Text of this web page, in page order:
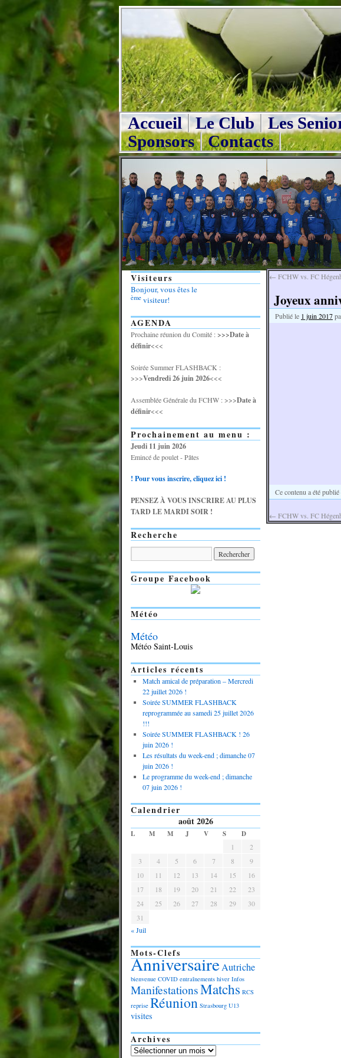
Accueil Le Club Les
Sponsors
Contacts
← FCHW vs. FC
Joyeux
Publié le 1 juin 2017
Ce contenu a été publié
← FCHW vs. FC
Visiteurs
Bonjour, vous êtes le
ème visiteur!
AGENDA
Prochaine réunion du Comité :>>>Date à
définir<<<
Soirée Summer FLASHBACK :
>>>Vendredi 26 juin 2026<<<
Assemblée Générale du FCHW : >>>Date à
définir<<<
Prochainement au menu :
Jeudi 11 juin 2026
Emincé de poulet - Pâtes
! Pour vous inscrire, cliquez ici !
PENSEZ À VOUS INSCRIRE AU PLUS
TARD LE MARDI SOIR !
Recherche
Groupe Facebook
Météo
Météo
Météo Saint-Louis
Articles récents
Match amical de préparation – Mercredi
22 juillet 2026 !
Soirée SUMMER FLASHBACK
reprogrammée au samedi 25 juillet 2026
!!!
Soirée SUMMER FLASHBACK ! 26
juin 2026 !
Les résultats du week-end ; dimanche 07
juin 2026 !
Le programme du week-end ; dimanche
07 juin 2026 !
Calendrier
août 2026
L M M J V S
D
1
2
3
4 5 6 7 8
9
10
11 12 13 14 15
16
17
18 19 20 21 22
23
24
25 26 27 28 29
30
31
« Juil
Mots-Clefs
AnniversaireAutriche
bienvenue COVID entraînements hiver Infos
ManifestationsMatchs RCS
reprise Réunion Strasbourg U13
visites
Archives